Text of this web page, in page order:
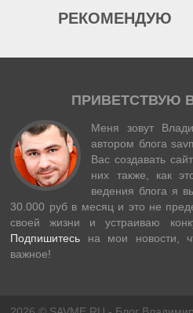
РЕКОМЕНДУЮ
ПРИВЕТСТВУЮ
Меня зовут
автором блога
Вас создавать
них также, как
ведения блога я
30.000 руб в месяц и это не
своей жизни и устраиваю
Подпишитесь на мои новости,
важное!